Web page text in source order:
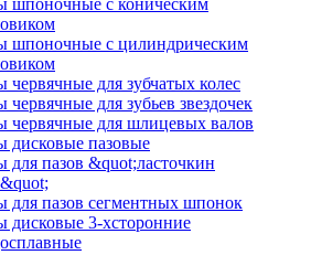
шпоночные с коническим
шпоночные с цилиндрическим
червячные для зубчатых колес
червячные для зубьев звездочек
червячные для шлицевых валов
дисковые пазовые
для пазов &quot;ласточкин
для пазов сегментных шпонок
дисковые 3-хсторонние